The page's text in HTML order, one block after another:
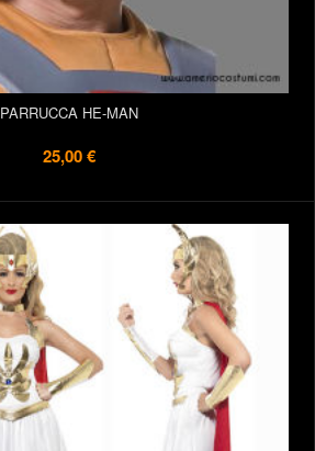
PARRUCCA HE-MAN
25,00 €